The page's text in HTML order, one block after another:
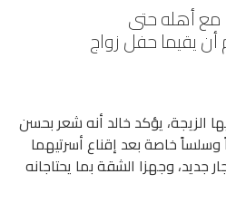
أهله حتى
يقيما حفل زواج
الزيجة، يؤكد خالد أنه شعر بحسن
خاصة بعد إقناع أسرتيهما
وجهزا الشقة بما يحتاجانه